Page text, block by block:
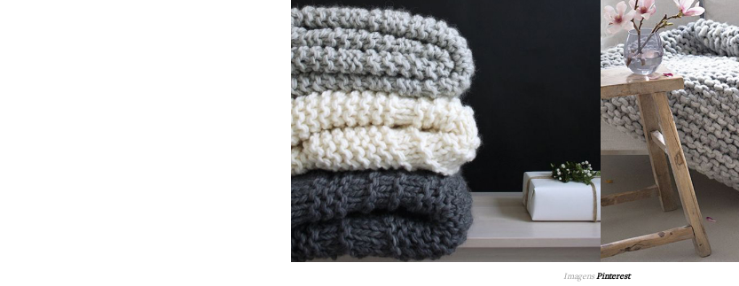
Imagens Pinterest